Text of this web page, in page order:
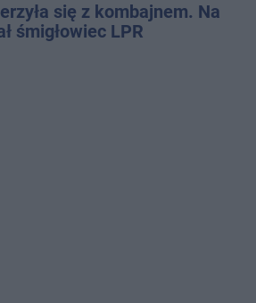
się z kombajnem. Na
śmigłowiec LPR